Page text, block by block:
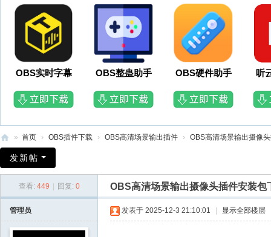
OBS实时字幕 OBS整蛊助手 OBS硬件助手 听
B
» 首页 › OBS插件下载 › OBS高清场景输出插件 › OBS高清场景输出摄像
发新帖
查看: 449 回复: 0 OBS高清场景输出摄像头插件安装
管理员 发表于 2025-12-3 21:10:01 显示全部楼层